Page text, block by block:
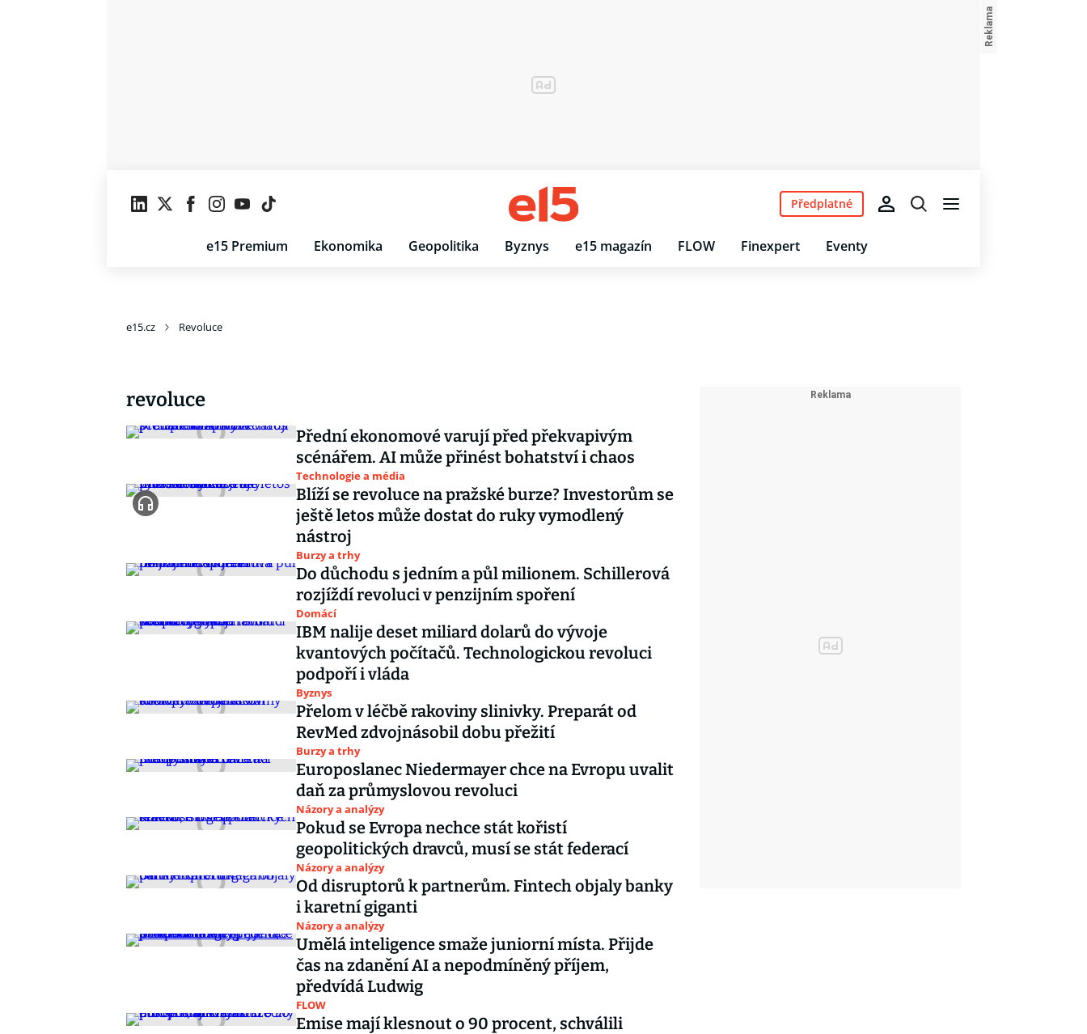
e15 Premium Ekonomika Geopolitika Byznys e15 magazín FLOW Finexpert Eventy
Předplatné
e15.cz Revoluce
revoluce
Přední ekonomové varují před překvapivým
scénářem. AI může přinést bohatství i chaos
Technologie a média
Blíží se revoluce na pražské burze? Investorům se
ještě letos může dostat do ruky vymodlený
nástroj
Burzy a trhy
Do důchodu s jedním a půl milionem. Schillerová
rozjíždí revoluci v penzijním spoření
Domácí
IBM nalije deset miliard dolarů do vývoje
kvantových počítačů. Technologickou revoluci
podpoří i vláda
Byznys
Přelom v léčbě rakoviny slinivky. Preparát od
RevMed zdvojnásobil dobu přežití
Burzy a trhy
Europoslanec Niedermayer chce na Evropu uvalit
daň za průmyslovou revoluci
Názory a analýzy
Pokud se Evropa nechce stát kořistí
geopolitických dravců, musí se stát federací
Názory a analýzy
Od disruptorů k partnerům. Fintech objaly banky
i karetní giganti
Názory a analýzy
Umělá inteligence smaže juniorní místa. Přijde
čas na zdanění AI a nepodmíněný příjem,
předvídá Ludwig
FLOW
Emise mají klesnout o 90 procent, schválili